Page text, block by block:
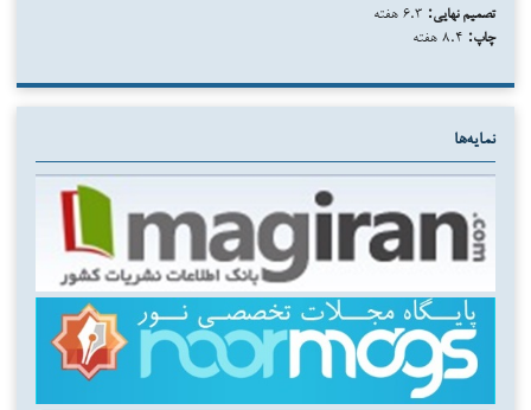
تصمیم نهایی:
چاپ:
نمایه‌ها